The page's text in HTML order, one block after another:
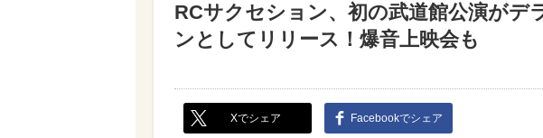
RCサクセション、初の武道館公演がデ
ンとしてリリース！爆音上映会も
Xでシェア Facebookでシェア